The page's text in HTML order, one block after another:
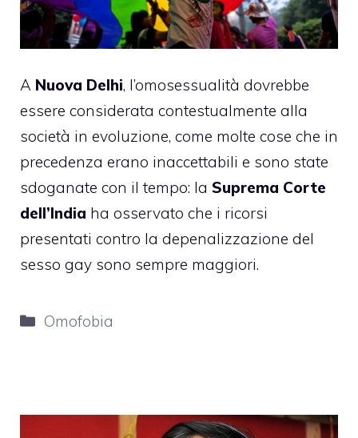
A Nuova Delhi, l’omosessualità dovrebbe
essere considerata contestualmente alla
società in evoluzione, come molte cose che in
precedenza erano inaccettabili e sono state
sdoganate con il tempo: la Suprema Corte
dell’India ha osservato che i ricorsi
presentati contro la depenalizzazione del
sesso gay sono sempre maggiori.
Categorie
Omofobia